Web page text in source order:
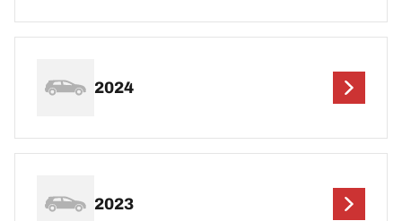
2024
2023